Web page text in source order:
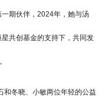
期伙伴，2024年，她与汤
共创基金的支持下，共同发
和冬晓、小敏两位年轻的公益